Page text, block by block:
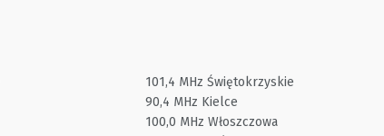
101,4 MHz Świętokrzyskie
90,4 MHz Kielce
100,0 MHz Włoszczowa